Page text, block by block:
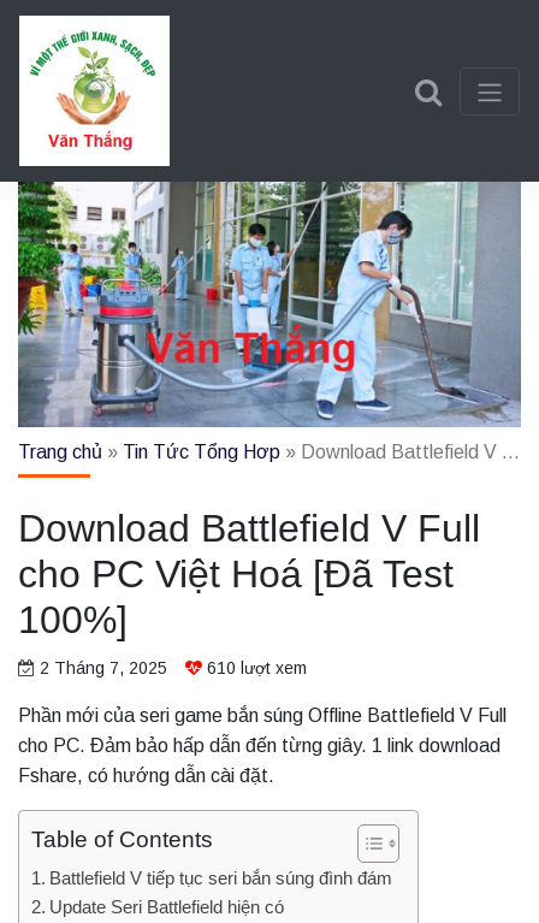
Trần Văn Thắng
Một trang web mới sử dụng WordPress
Trang chủ » Tin Tức Tổng Hơp » Download Battlefield V Full cho PC Việt Hoá [Đã Test 100%]
Download Battlefield V Full
cho PC Việt Hoá [Đã Test
100%]
2 Tháng 7, 2025 610 lượt xem
Phần mới của seri game bắn súng Offline Battlefield V Full
cho PC. Đảm bảo hấp dẫn đến từng giây. 1 link download
Fshare, có hướng dẫn cài đặt.
Table of Contents
Battlefield V tiếp tục seri bắn súng đình đám
Update Seri Battlefield hiện có